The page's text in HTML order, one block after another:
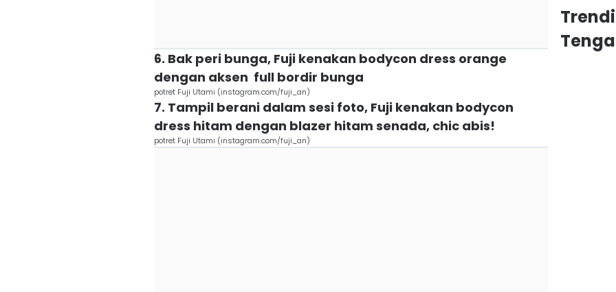
6. Bak peri bunga, Fuji kenakan bodycon dress orange
dengan aksen full bordir bunga
potret Fuji Utami (instagram.com/fuji_an)
7. Tampil berani dalam sesi foto, Fuji kenakan bodycon
dress hitam dengan blazer hitam senada, chic abis!
potret Fuji Utami (instagram.com/fuji_an)